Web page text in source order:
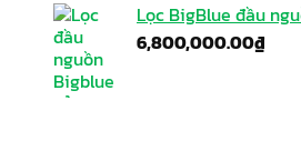
Lọc BigBlue đầu
6,800,000.00₫